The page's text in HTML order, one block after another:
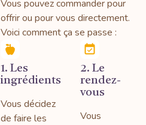
Vous pouvez commander pour
offrir ou pour vous directement.
Voici comment ça se passe :
1. Les
ingrédients
Vous décidez
de faire les
2. Le
rendez-
vous
Vous